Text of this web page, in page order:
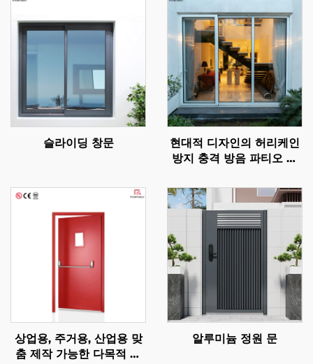
슬라이딩 창문
현대적 디자인의 허리케인
방지 충격 방음 파티오 알
실외 유리 슬라이딩 도어
상업용, 주거용, 산업용 맞
춤 제작 가능한 다목적 상
알루미늄 정원 문